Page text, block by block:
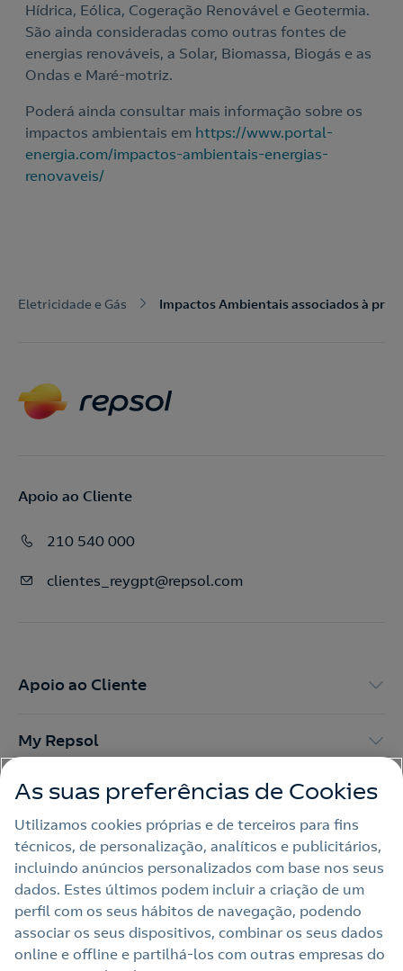
Hídrica, Eólica, Cogeração Renovável e Geotermia.
São ainda consideradas como outras fontes de
energias renováveis, a Solar, Biomassa, Biogás e as
Ondas e Maré-motriz.
Poderá ainda consultar mais informação sobre os
impactos ambientais em https://www.portal-
energia.com/impactos-ambientais-energias-
renovaveis/
Eletricidade e Gás Impactos Ambientais associados à
Apoio ao Cliente
210 540 000
clientes_reygpt@repsol.com
Apoio ao Cliente
My Repsol
Outras Energias
Links Úteis
Nota legal
Política de privacidade
As suas preferências de Cookies
Utilizamos cookies próprias e de terceiros para fins
técnicos, de personalização, analíticos e publicitários,
incluindo anúncios personalizados com base nos seus
dados. Estes últimos podem incluir a criação de um
perfil com os seus hábitos de navegação, podendo
associar os seus dispositivos, combinar os seus dados
online e offline e partilhá‑los com outras empresas do